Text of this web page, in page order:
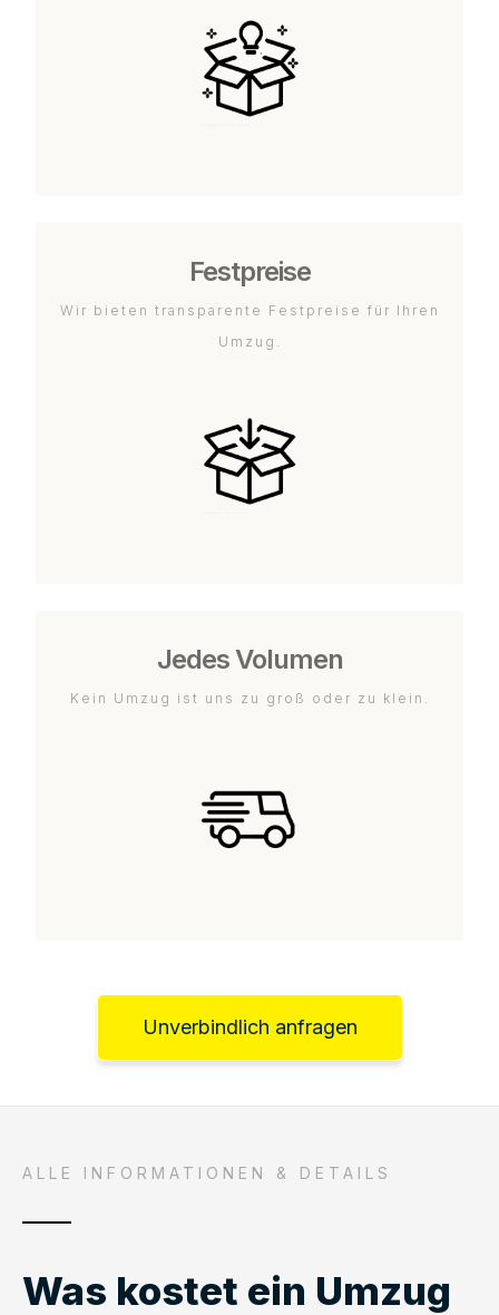
Festpreise
Wir bieten transparente Festpreise für Ihren
Umzug.
Jedes Volumen
Kein Umzug ist uns zu groß oder zu klein.
Unverbindlich anfragen
ALLE INFORMATIONEN & DETAILS
Was kostet ein Umzug